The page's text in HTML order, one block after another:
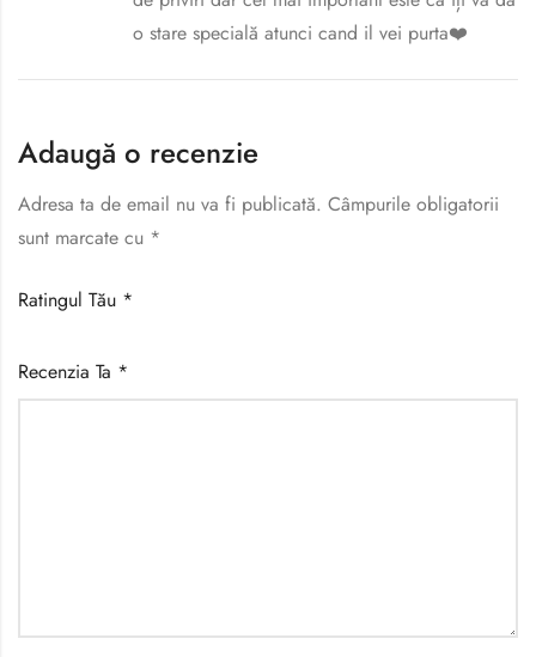
o stare specială atunci cand il vei purta❤️
Adaugă o recenzie
Adresa ta de email nu va fi publicată. Câmpurile obligatorii
sunt marcate cu *
Ratingul Tău *
Recenzia Ta *